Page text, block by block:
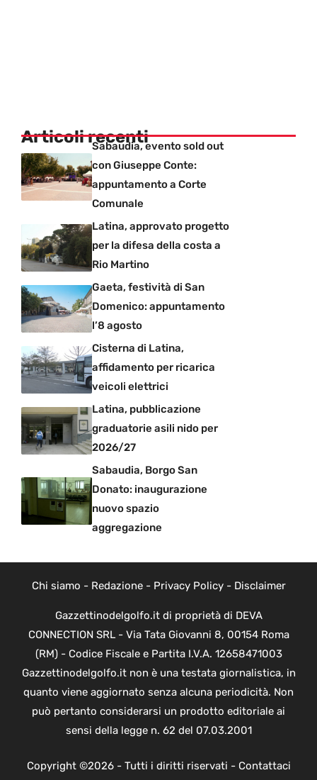
Articoli recentiSabaudia, evento sold out
con Giuseppe Conte:
appuntamento a Corte
Comunale
Latina, approvato progetto
per la difesa della costa a
Rio Martino
Gaeta, festività di San
Domenico: appuntamento
l’8 agosto
Cisterna di Latina,
affidamento per ricarica
veicoli elettrici
Latina, pubblicazione
graduatorie asili nido per
2026/27
Sabaudia, Borgo San
Donato: inaugurazione
nuovo spazio
aggregazione
Chi siamo - Redazione- Privacy Policy- Disclaimer
Gazzettinodelgolfo.it di proprietà di DEVA
CONNECTION SRL - Via Tata Giovanni 8, 00154 Roma
(RM) - Codice Fiscale e Partita I.V.A. 12658471003
Gazzettinodelgolfo.it non è una testata giornalistica, in
quanto viene aggiornato senza alcuna periodicità. Non
può pertanto considerarsi un prodotto editoriale ai
sensi della legge n. 62 del 07.03.2001
Copyright ©2026 - Tutti i diritti riservati - Contattaci